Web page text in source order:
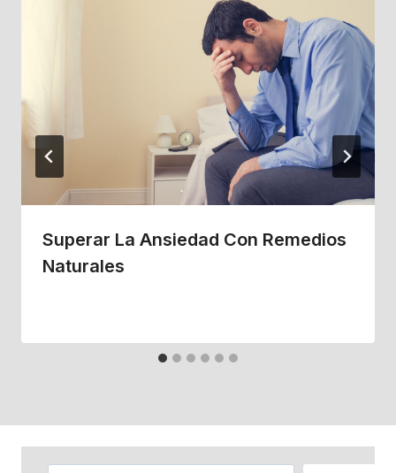
Superar La Ansiedad Con Remedios
Naturales